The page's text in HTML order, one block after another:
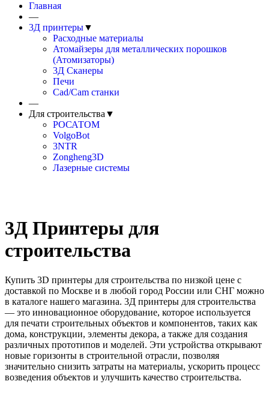
Главная
—
3Д принтеры▼
Расходные материалы
Атомайзеры для металлических порошков
(Атомизаторы)
3Д Сканеры
Печи
Cad/Cam станки
—
Для строительства ▼
РОСАТОМ
VolgoBot
3NTR
Zongheng3D
Лазерные системы
3Д Принтеры для
строительства
Купить 3D принтеры для строительства по низкой цене с
доставкой по Москве и в любой город России или СНГ можно
в каталоге нашего магазина. 3Д принтеры для строительства
— это инновационное оборудование, которое используется
для печати строительных объектов и компонентов, таких как
дома, конструкции, элементы декора, а также для создания
различных прототипов и моделей. Эти устройства открывают
новые горизонты в строительной отрасли, позволяя
значительно снизить затраты на материалы, ускорить процесс
возведения объектов и улучшить качество строительства.